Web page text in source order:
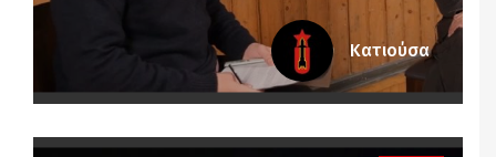
Κατιούσα